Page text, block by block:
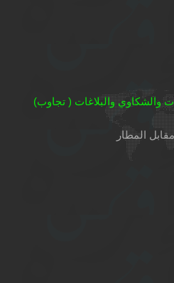
والشكاوي والبلاغات ( تجاوب)
المطار